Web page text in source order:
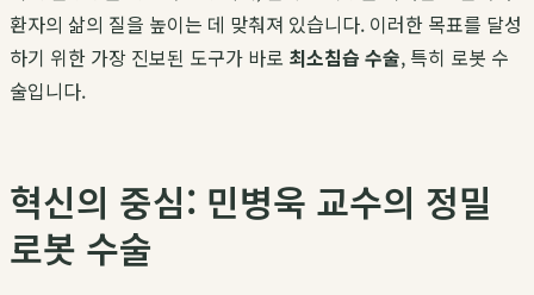
환자의 삶의 질을 높이는 데 맞춰져 있습니다. 이러한 목표를 달성
하기 위한 가장 진보된 도구가 바로 최소침습 수술, 특히 로봇 수
술입니다.
혁신의 중심: 민병욱 교수의 정밀
로봇 수술